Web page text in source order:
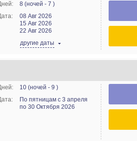
8 (ночей - 7 )
08 Авг 2026
15 Авг 2026
22 Авг 2026
другие даты
10 (ночей - 9 )
По пятницам с 3 апреля
по 30 Октября 2026